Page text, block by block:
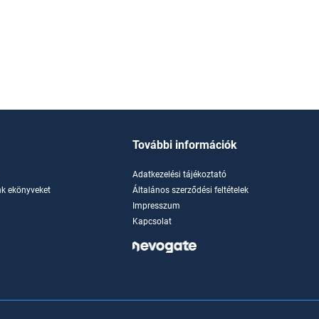
ekönyveket
További információk
Adatkezelési tájékoztató
Általános szerződési feltételek
Impresszum
Kapcsolat